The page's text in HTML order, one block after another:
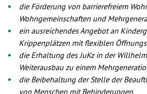
die Förderung von barrierefreiem
Wohngemeinschaften und
ein ausreichendes Angebot an
Krippenplätzen mit flexiblen
die Erhaltung des JuKz in der
Weiterausbau zu einem
die Beibehaltung der Stelle der
von Menschen mit Behinderungen.